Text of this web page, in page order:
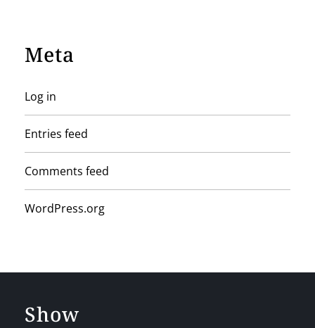
Meta
Log in
Entries feed
Comments feed
WordPress.org
Show